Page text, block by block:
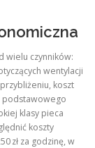
wielu czynników:
wentylacji
koszt
podstawowego
klasy pieca
koszty
zł za godzinę, w